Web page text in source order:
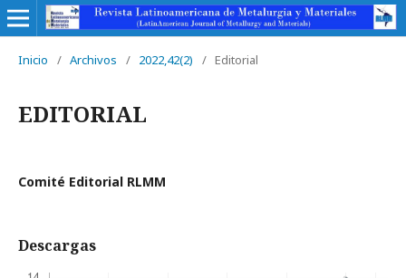
Inicio / Archivos / 2022,42(2) / Editorial
EDITORIAL
Comité Editorial RLMM
Descargas